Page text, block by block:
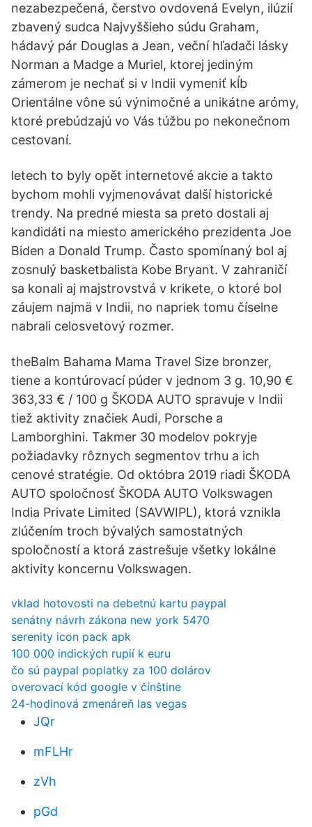
nezabezpečená, čerstvo ovdovená Evelyn, ilúzií
zbavený sudca Najvyššieho súdu Graham,
hádavý pár Douglas a Jean, veční hľadači lásky
Norman a Madge a Muriel, ktorej jediným
zámerom je nechať si v Indii vymeniť kĺb
Orientálne vône sú výnimočné a unikátne arómy,
ktoré prebúdzajú vo Vás túžbu po nekonečnom
cestovaní.
letech to byly opět internetové akcie a takto
bychom mohli vyjmenovávat další historické
trendy. Na predné miesta sa preto dostali aj
kandidáti na miesto amerického prezidenta Joe
Biden a Donald Trump. Často spomínaný bol aj
zosnulý basketbalista Kobe Bryant. V zahraničí
sa konali aj majstrovstvá v krikete, o ktoré bol
záujem najmä v Indii, no napriek tomu číselne
nabrali celosvetový rozmer.
theBalm Bahama Mama Travel Size bronzer,
tiene a kontúrovací púder v jednom 3 g. 10,90 €
363,33 € / 100 g ŠKODA AUTO spravuje v Indii
tiež aktivity značiek Audi, Porsche a
Lamborghini. Takmer 30 modelov pokryje
požiadavky rôznych segmentov trhu a ich
cenové stratégie. Od októbra 2019 riadi ŠKODA
AUTO spoločnosť ŠKODA AUTO Volkswagen
India Private Limited (SAVWIPL), ktorá vznikla
zlúčením troch bývalých samostatných
spoločností a ktorá zastrešuje všetky lokálne
aktivity koncernu Volkswagen.
vklad hotovosti na debetnú kartu paypal
senátny návrh zákona new york 5470
serenity icon pack apk
100 000 indických rupií k euru
čo sú paypal poplatky za 100 dolárov
overovací kód google v čínštine
24-hodinová zmenáreň las vegas
JQr
mFLHr
zVh
pGd